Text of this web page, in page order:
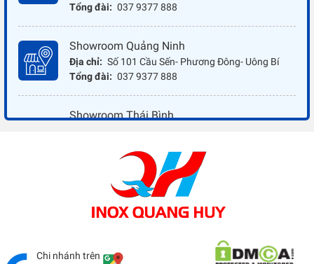
Tổng đài: 037 9377 888
Showroom Quảng Ninh
Địa chỉ: Số 101 Cầu Sến- Phương Đông- Uông Bí
Tổng đài: 037 9377 888
Showroom Thái Bình
037 9377 888
Showroom Đồng Nai
Địa chỉ: 1066 - QL 51 Tổ 3- Ấp Đồng- Phước Tân-
Chi nhánh trên